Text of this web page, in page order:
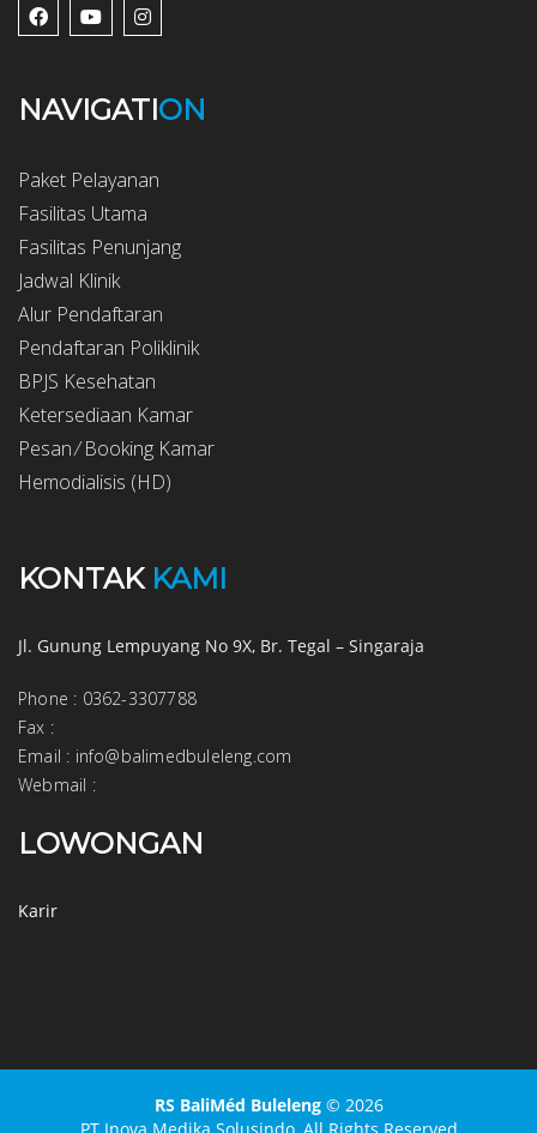
NAVIGATION
Paket Pelayanan
Fasilitas Utama
Fasilitas Penunjang
Jadwal Klinik
Alur Pendaftaran
Pendaftaran Poliklinik
BPJS Kesehatan
Ketersediaan Kamar
Pesan ⁄ Booking Kamar
Hemodialisis (HD)
KONTAK KAMI
Jl. Gunung Lempuyang No 9X, Br. Tegal – Singaraja
Phone : 0362-3307788
Fax :
Email : info@balimedbuleleng.com
Webmail :
LOWONGAN
Karir
RS BaliMéd Buleleng © 2026